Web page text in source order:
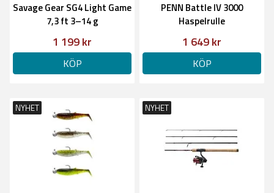
Savage Gear SG4 Light Game
7,3 ft 3–14 g
1 199 kr
KÖP
PENN Battle IV 3000
Haspelrulle
1 649 kr
KÖP
NYHET NYHET